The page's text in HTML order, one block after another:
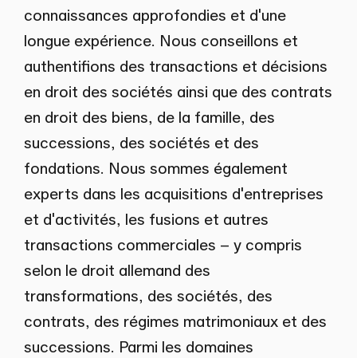
connaissances approfondies et d'une
longue expérience. Nous conseillons et
authentifions des transactions et décisions
en droit des sociétés ainsi que des contrats
en droit des biens, de la famille, des
successions, des sociétés et des
fondations. Nous sommes également
experts dans les acquisitions d'entreprises
et d'activités, les fusions et autres
transactions commerciales – y compris
selon le droit allemand des
transformations, des sociétés, des
contrats, des régimes matrimoniaux et des
successions. Parmi les domaines